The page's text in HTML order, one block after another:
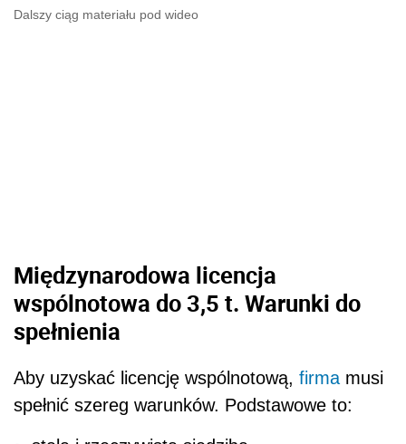
Dalszy ciąg materiału pod wideo
Międzynarodowa licencja
wspólnotowa do 3,5 t. Warunki do
spełnienia
Aby uzyskać licencję wspólnotową, firma musi
spełnić szereg warunków. Podstawowe to: